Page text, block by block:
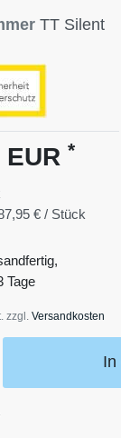
TT Silent
EUR *
€ / Stück
Tage
zzgl. Versandkosten
In